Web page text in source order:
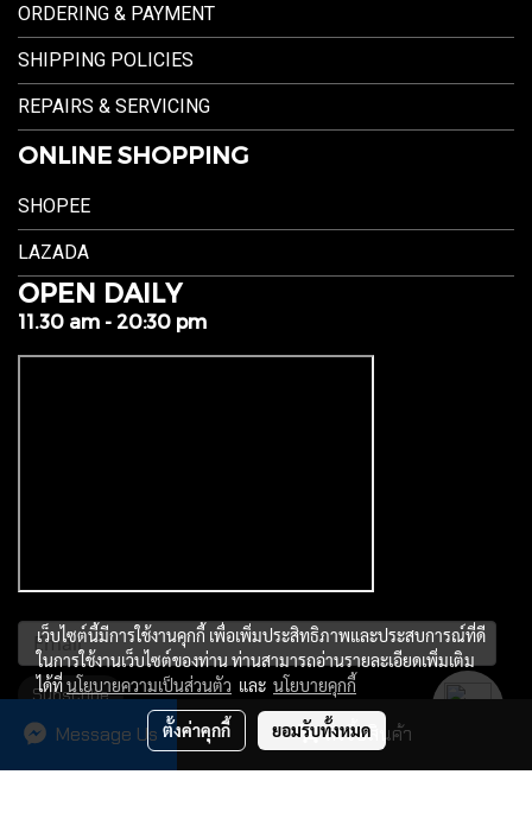
สั่งซื้อสินค้า
Message Us
ORDERING & PAYMENT
SHIPPING POLICIES
REPAIRS & SERVICING
ONLINE SHOPPING
SHOPEE
LAZADA
OPEN DAILY
11.30 am - 20:30 pm
Subscribe
เว็บไซต์นี้มีการใช้งานคุกกี้ เพื่อเพิ่มประสิทธิภาพและประสบการณ์ที่ดี
ในการใช้งานเว็บไซต์ของท่าน ท่านสามารถอ่านรายละเอียดเพิ่มเติม
ได้ที่นโยบายความเป็นส่วนตัว และ นโยบายคุกกี้
ตั้งค่าคุกกี้ ยอมรับทั้งหมด